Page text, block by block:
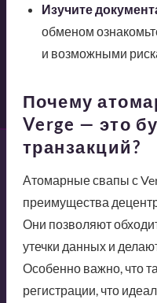
Изучите
обменом
и возможными
Почему
Verge — это
транзакций?
Атомарные свапы с
преимущества
Они позволяют
утечки данных и
Особенно важно, что
регистрации, что